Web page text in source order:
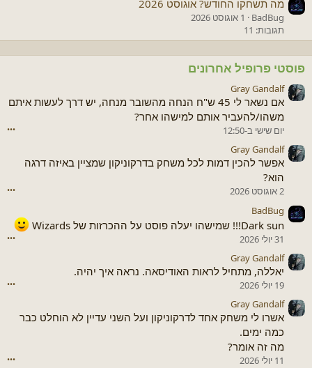
מה תשחקו החודש? אוגוסט 2026
BadBug
1 אוגוסט 2026
תגובות: 11
פוסטי פרופיל אחרונים
Gray Gandalf
אם נשאר לי 45 ש"ח הנחה מהשובר מנחה, יש דרך לעשות איתם
משהו/להעביר אותם למישהו אחר?
יום שישי ב-12:50 •••
Gray Gandalf
אפשר להכין דמות לכל משחק בדרקוניקון שמציין באיזה דרגה
הוא?
2 אוגוסט 2026 •••
BadBug
Dark sun!!! שמישהו יעלה פוסט על ההכרזות של Wizards
31 יולי 2026 •••
Gray Gandalf
יאללה, מתחיל לראות האודיסאה. נראה איך יהיה.
19 יולי 2026 •••
Gray Gandalf
אשרו לי משחק אחד לדרקוניקון ועל השני עדיין לא הוחלט כבר
כמה ימים.
מה זה אומר?
11 יולי 2026 •••